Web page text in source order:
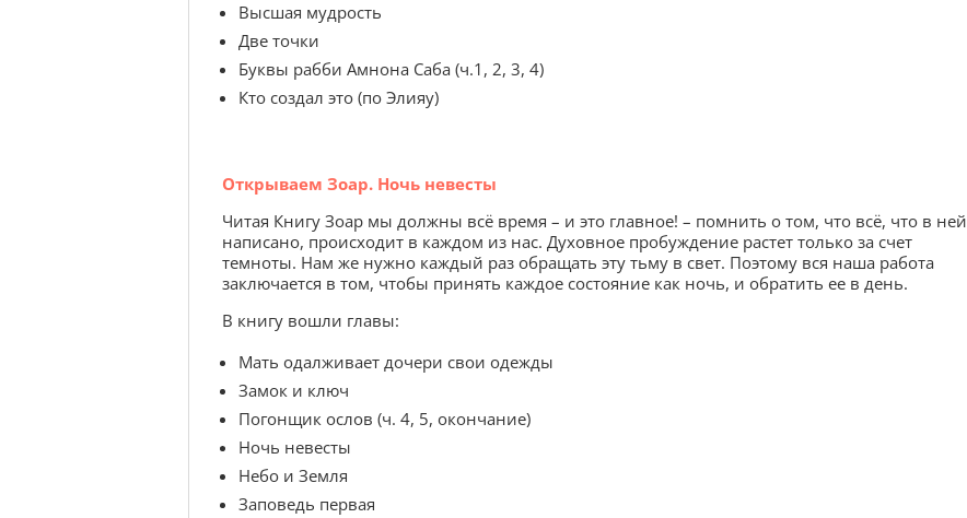
Высшая мудрость
Две точки
Буквы рабби Амнона Саба (ч.1, 2, 3, 4)
Кто создал это (по Элияу)
Открываем Зоар. Ночь невесты
Читая Книгу Зоар мы должны всё время – и это главное! – помнить о том, что всё, что в ней
написано, происходит в каждом из нас. Духовное пробуждение растет только за счет
темноты. Нам же нужно каждый раз обращать эту тьму в свет. Поэтому вся наша работа
заключается в том, чтобы принять каждое состояние как ночь, и обратить ее в день.
В книгу вошли главы:
Мать одалживает дочери свои одежды
Замок и ключ
Погонщик ослов (ч. 4, 5, окончание)
Ночь невесты
Небо и Земля
Заповедь первая